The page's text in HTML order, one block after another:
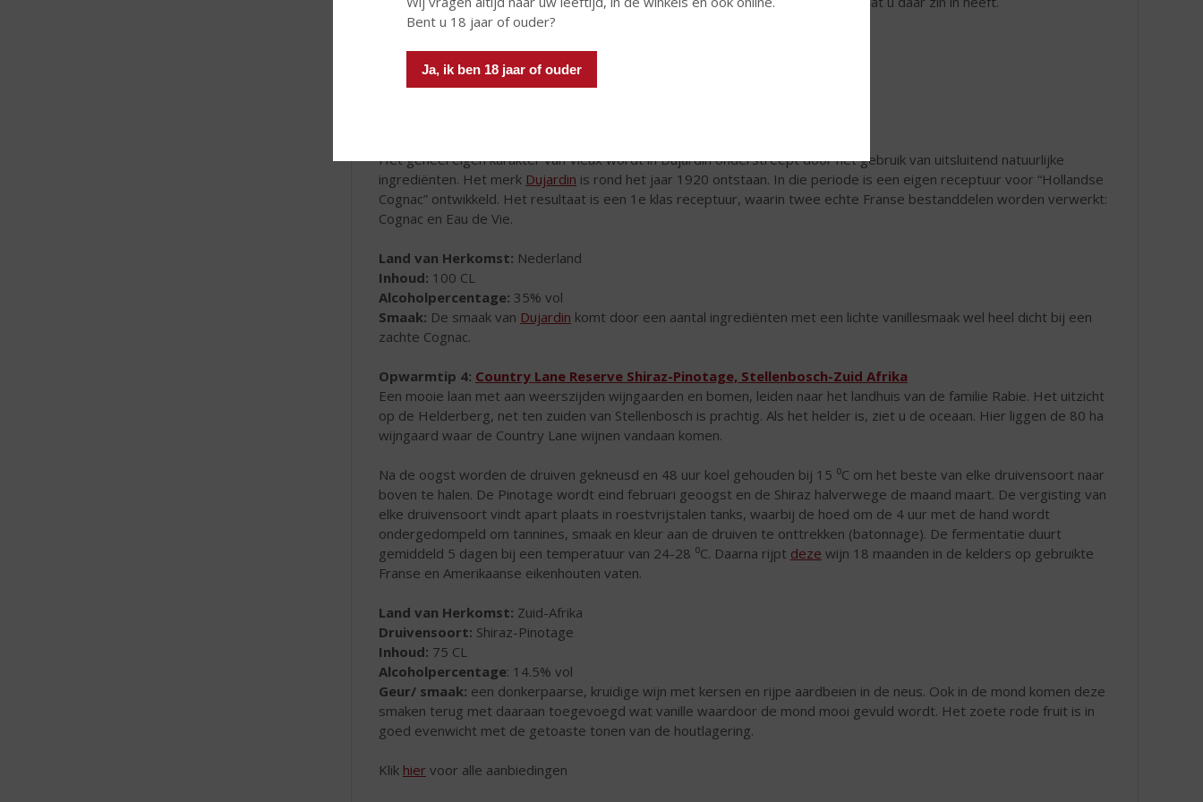
Bent u 18 jaar of ouder?
Ja, ik ben 18 jaar of ouder
Inhoud:
70 CL
Alcoholpercentage:30% vol
Het geheel eigen karakter van Vieux wordt in Dujardin onderstreept door het gebruik van uitsluitend natuurlijke
ingrediënten. Het merk Dujardin is rond het jaar 1920 ontstaan. In die periode is een eigen receptuur voor “Hollandse
Cognac” ontwikkeld. Het resultaat is een 1e klas receptuur, waarin twee echte Franse bestanddelen worden verwerkt:
Cognac en Eau de Vie.
Land van Herkomst: Nederland
Inhoud: 100 CL
Alcoholpercentage: 35% vol
Smaak: De smaak van Dujardin komt door een aantal ingrediënten met een lichte vanillesmaak wel heel dicht bij een
zachte Cognac.
Opwarmtip 4: Country Lane Reserve Shiraz-Pinotage, Stellenbosch-Zuid Afrika
Een mooie laan met aan weerszijden wijngaarden en bomen, leiden naar het landhuis van de familie Rabie. Het uitzicht
op de Helderberg, net ten zuiden van Stellenbosch is prachtig. Als het helder is, ziet u de oceaan. Hier liggen de 80 ha
wijngaard waar de Country Lane wijnen vandaan komen.
Na de oogst worden de druiven gekneusd en 48 uur koel gehouden bij 15 ⁰C om het beste van elke druivensoort naar
boven te halen. De Pinotage wordt eind februari geoogst en de Shiraz halverwege de maand maart. De vergisting van
elke druivensoort vindt apart plaats in roestvrijstalen tanks, waarbij de hoed om de 4 uur met de hand wordt
ondergedompeld om tannines, smaak en kleur aan de druiven te onttrekken (batonnage). De fermentatie duurt
gemiddeld 5 dagen bij een temperatuur van 24-28 ⁰C. Daarna rijpt deze wijn 18 maanden in de kelders op gebruikte
Franse en Amerikaanse eikenhouten vaten.
Land van Herkomst: Zuid-Afrika
Druivensoort: Shiraz-Pinotage
Inhoud: 75 CL
Alcoholpercentage: 14.5% vol
Geur/ smaak: een donkerpaarse, kruidige wijn met kersen en rijpe aardbeien in de neus. Ook in de mond komen deze
smaken terug met daaraan toegevoegd wat vanille waardoor de mond mooi gevuld wordt. Het zoete rode fruit is in
goed evenwicht met de getoaste tonen van de houtlagering.
Klik hier voor alle aanbiedingen